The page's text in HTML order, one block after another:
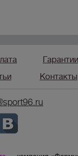
Контакты